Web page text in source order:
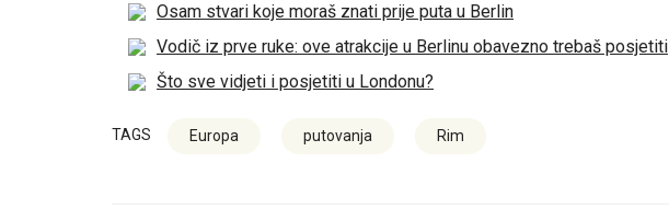
Osam stvari koje moraš znati prije puta u Berlin
Vodič iz prve ruke: ove atrakcije u Berlinu obavezno trebaš posjetiti
Što sve vidjeti i posjetiti u Londonu?
TAGS Europa putovanja Rim